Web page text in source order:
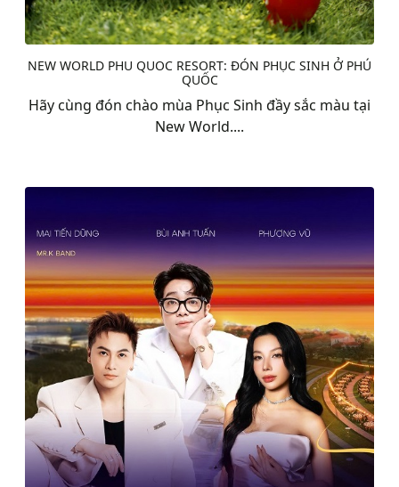
NEW WORLD PHU QUOC RESORT: ĐÓN PHỤC SINH Ở PHÚ
QUỐC
Hãy cùng đón chào mùa Phục Sinh đầy sắc màu tại
New World....